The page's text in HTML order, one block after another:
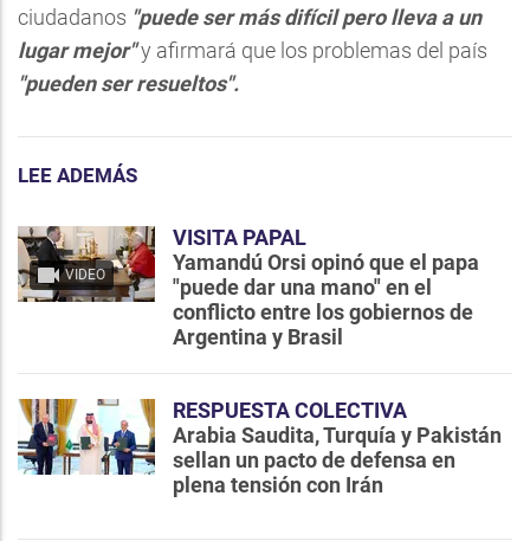
ciudadanos "puede ser más difícil pero lleva a un
lugar mejor"y afirmará que los problemas del país
"pueden ser resueltos".
LEE ADEMÁS
VIDEO
VISITA PAPAL
Yamandú Orsi opinó que el papa
"puede dar una mano" en el
conflicto entre los gobiernos de
Argentina y Brasil
RESPUESTA COLECTIVA
Arabia Saudita, Turquía y Pakistán
sellan un pacto de defensa en
plena tensión con Irán